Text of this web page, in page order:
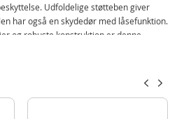
Udfoldelige støtteben giver
har også en skydedør med låsefunktion.
og robuste konstruktion er denne
4 år, som kan lide bygge- og